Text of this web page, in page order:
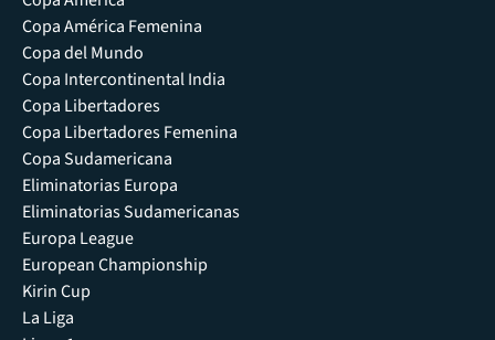
Copa América Femenina
Copa del Mundo
Copa Intercontinental India
Copa Libertadores
Copa Libertadores Femenina
Copa Sudamericana
Eliminatorias Europa
Eliminatorias Sudamericanas
Europa League
European Championship
Kirin Cup
La Liga